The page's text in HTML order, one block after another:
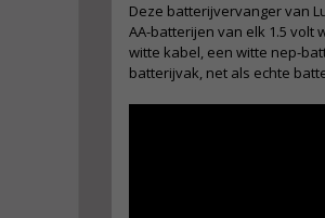
Deze batterijvervanger van
AA-batterijen van elk 1.5 volt
witte kabel, een witte nep-
batterijvak, net als echte